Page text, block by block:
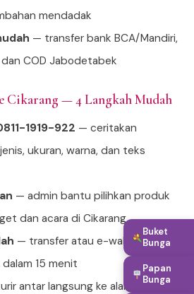
mendadak
— transfer bank BCA/Mandiri,
dan COD Jabodetabek
Cikarang — 4 Langkah Mudah
1919-922 — ceritakan
ukuran, warna, dan teks
— admin bantu pilihkan produk
dan acara di Cikarang
— transfer atau e-wallet,
15 menit
antar langsung ke alamat tujuan
Buket
Bunga
Papan
Bunga